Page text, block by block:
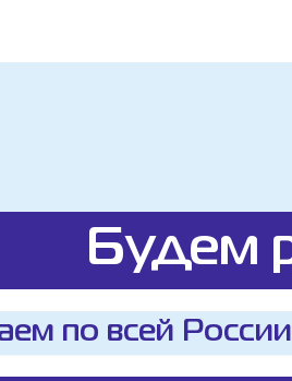
Будем
по всей